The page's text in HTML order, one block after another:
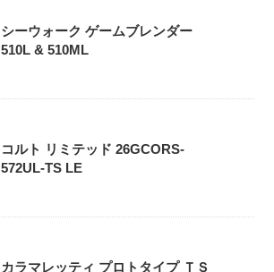
シーウォーク ゲームブレンダー
510L & 510ML
コルト リミテッド 26GCORS-
572UL-TS LE
カラマレッティ プロトタイプ ＴＳ